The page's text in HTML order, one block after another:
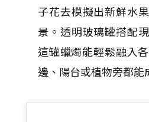
子花去模擬出新鮮水
景。透明玻璃罐搭配
這罐蠟燭能輕鬆融入
邊、陽台或植物旁都能